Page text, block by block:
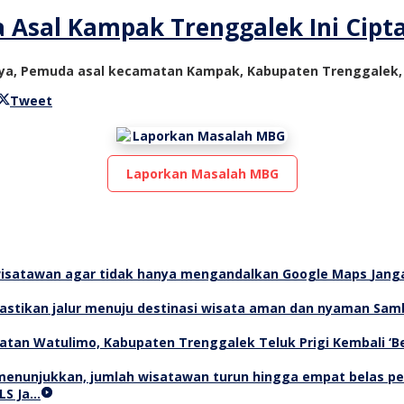
Asal Kampak Trenggalek Ini
Pemuda asal kecamatan Kampak, Kabupaten
Tweet
Laporkan Masalah MBG
Teluk Prigi Kembali
Ja…